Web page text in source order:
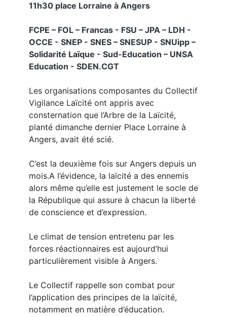
11h30 place Lorraine à Angers
FCPE – FOL – Francas - FSU – JPA – LDH -
OCCE - SNEP - SNES – SNESUP - SNUipp –
Solidarité Laïque - Sud-Education – UNSA
Education - SDEN.CGT
Les organisations composantes du Collectif
Vigilance Laïcité ont appris avec
consternation que l’Arbre de la Laïcité,
planté dimanche dernier Place Lorraine à
Angers, avait été scié.
C’est la deuxième fois sur Angers depuis un
mois.A l’évidence, la laïcité a des ennemis
alors même qu’elle est justement le socle de
la République qui assure à chacun la liberté
de conscience et d’expression.
Le climat de tension entretenu par les
forces réactionnaires est aujourd’hui
particulièrement visible à Angers.
Le Collectif rappelle son combat pour
l’application des principes de la laïcité,
notamment en matière d’éducation.